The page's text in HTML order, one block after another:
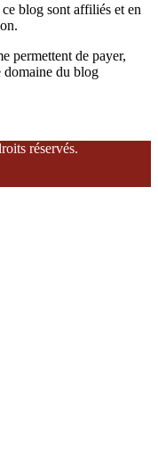
blog sont affiliés et en
permettent de payer,
domaine du blog
réservés.